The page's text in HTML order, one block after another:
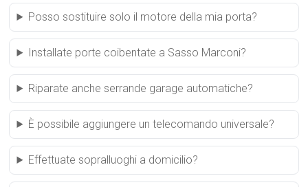
Posso sostituire solo il motore della mia porta?
Installate porte coibentate a Sasso Marconi?
Riparate anche serrande garage automatiche?
È possibile aggiungere un telecomando universale?
Effettuate sopralluoghi a domicilio?